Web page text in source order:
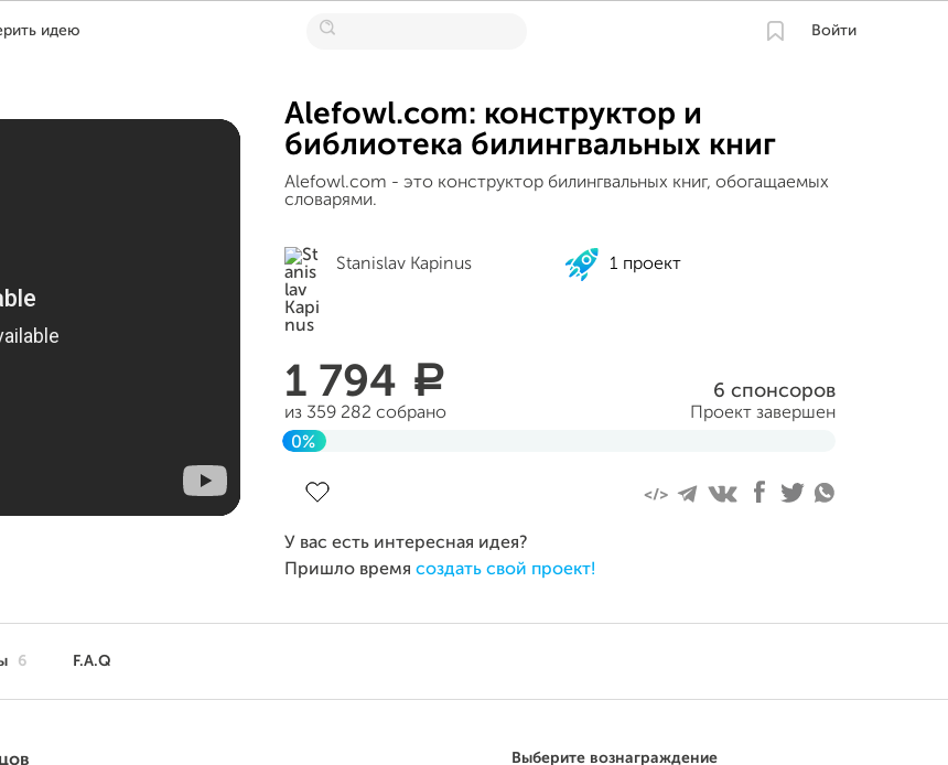
идею Войти
Alefowl.com: конструктор и
библиотека билингвальных книг
Alefowl.com - это конструктор билингвальных книг, обогащаемых
словарями.
Stanislav Kapinus 1 проект
1 794 a
из 359 282 собрано
6 спонсоров
Проект завершен
0%
У вас есть интересная идея?
Пришло время создать свой проект!
6 F.A.Q
Выберите вознаграждение